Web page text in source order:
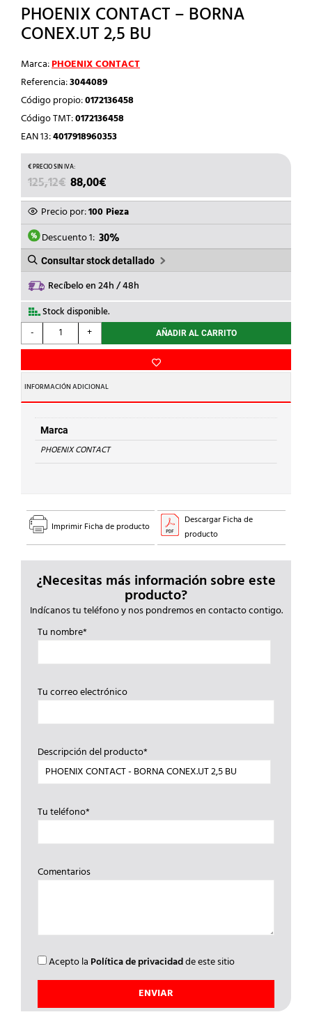
PHOENIX CONTACT – BORNA
CONEX.UT 2,5 BU
Marca:PHOENIX CONTACT
Referencia:3044089
Código propio:0172136458
Código TMT:0172136458
EAN 13:4017918960353
125,12€ EL
PRECIO
ORIGINAL
ERA:
125,12€.
88,00€
PRECIO
ACTUAL
ES:
88,00€.
Precio por:100 Pieza
Descuento 1: 30%
Consultar stock detallado
Recíbelo en 24h / 48h
Stock disponible.
-
PHOENIX
CONTACT
BORNA
CONEX.UT
2,5
BU
cantidad
+ AÑADIR AL CARRITO
INFORMACIÓN ADICIONAL
Marca
PHOENIX CONTACT
Imprimir Ficha de producto
Descargar Ficha de
producto
¿Necesitas más información sobre este
producto?
Indícanos tu teléfono y nos pondremos en contacto contigo.
Tu nombre*
Tu correo electrónico
Descripción del producto*
Tu teléfono*
Comentarios
Acepto la Política de privacidadde este sitio